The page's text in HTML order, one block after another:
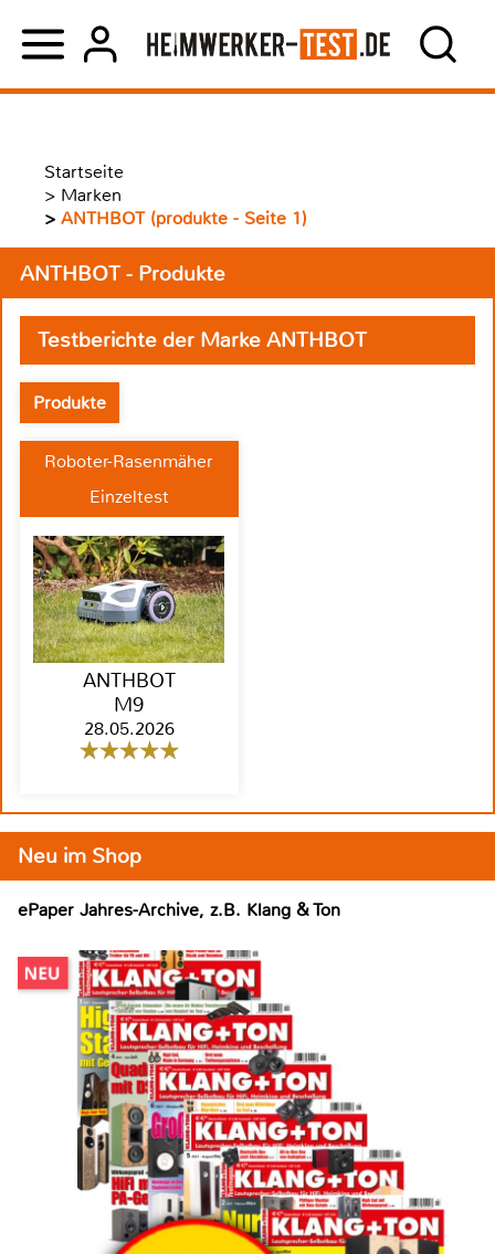
Startseite
> Marken
> ANTHBOT (produkte - Seite 1)
ANTHBOT - Produkte
Testberichte der Marke ANTHBOT
Produkte
Roboter-Rasenmäher
Einzeltest
ANTHBOT
M9
28.05.2026
Neu im Shop
ePaper Jahres-Archive, z.B. Klang & Ton